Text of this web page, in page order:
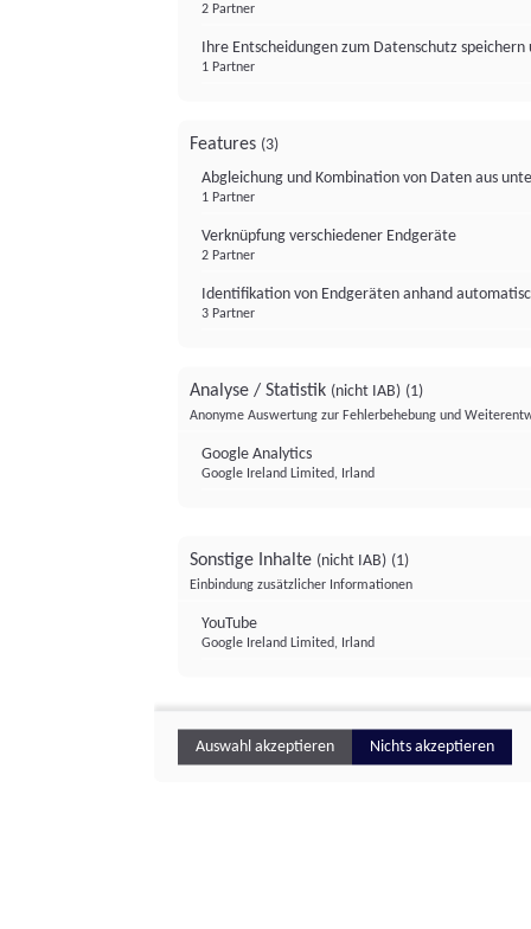
2 Partner
Ihre Entscheidungen zum Datenschutz
1 Partner
Features (3)
Abgleichung und Kombination von Daten aus
1 Partner
Verknüpfung verschiedener Endgeräte
2 Partner
Identifikation von Endgeräten anhand
3 Partner
Analyse / Statistik (nicht IAB) (1)
Anonyme Auswertung zur Fehlerbehebung und
Google Analytics
Google Ireland Limited, Irland
Sonstige Inhalte (nicht IAB) (1)
Einbindung zusätzlicher Informationen
YouTube
Google Ireland Limited, Irland
Auswahl akzeptieren Nichts akzeptieren